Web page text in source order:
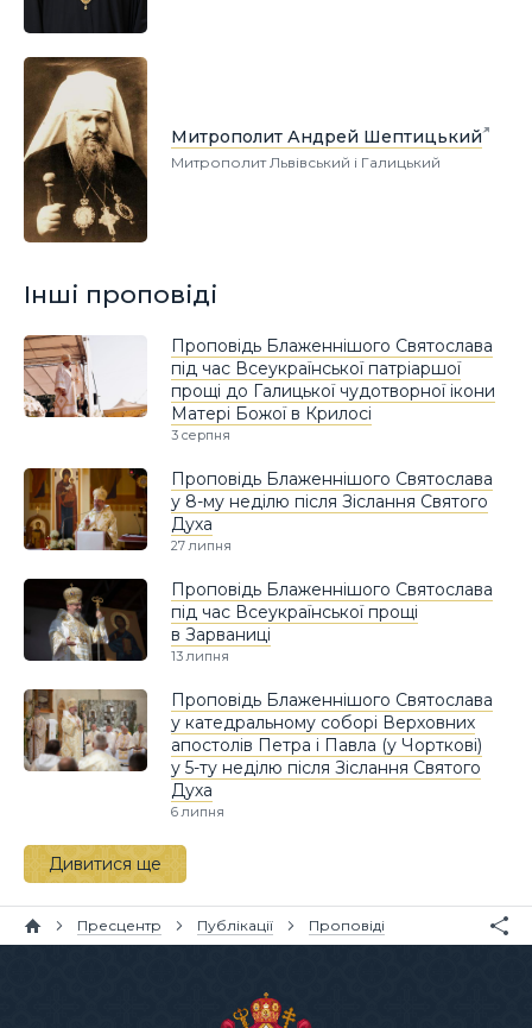
Митрополит Андрей Шептицький
Митрополит Львівський і Галицький
Інші проповіді
Проповідь Блаженнішого Святослава
під час Всеукраїнської патріаршої
прощі до Галицької чудотворної ікони
Матері Божої в Крилосі
3 серпня
Проповідь Блаженнішого Святослава
у 8-му неділю після Зіслання Святого
Духа
27 липня
Проповідь Блаженнішого Святослава
під час Всеукраїнської прощі
в Зарваниці
13 липня
Проповідь Блаженнішого Святослава
у катедральному соборі Верховних
апостолів Петра і Павла (у Чорткові)
у 5-ту неділю після Зіслання Святого
Духа
6 липня
Дивитися ще
Пресцентр Публікації Проповіді